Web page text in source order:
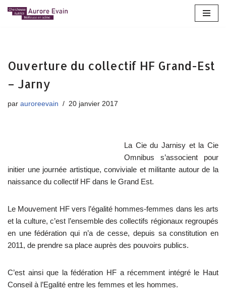
Ouverture du collectif HF Grand-Est
– Jarny
par auroreevain 20 janvier 2017
La Cie du Jarnisy et la Cie
Omnibus s’associent pour
initier une journée artistique, conviviale et militante autour de la
naissance du collectif HF dans le Grand Est.
Le Mouvement HF vers l’égalité hommes-femmes dans les arts
et la culture, c’est l’ensemble des collectifs régionaux regroupés
en une fédération qui n’a de cesse, depuis sa constitution en
2011, de prendre sa place auprès des pouvoirs publics.
C’est ainsi que la fédération HF a récemment intégré le Haut
Conseil à l’Egalité entre les femmes et les hommes.